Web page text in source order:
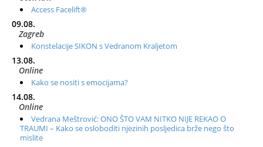
Access Facelift®
09.08.
Zagreb
Konstelacije SIKON s Vedranom Kraljetom
13.08.
Online
Kako se nositi s emocijama?
14.08.
Online
Vedrana Meštrović: ONO ŠTO VAM NITKO NIJE REKAO O
TRAUMI – Kako se osloboditi njezinih posljedica brže nego što
mislite